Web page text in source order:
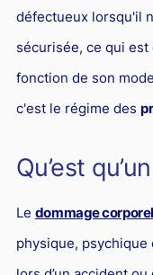
défectueux lorsqu'il
sécurisée, ce qui
fonction de son
c'est le régime des
Qu’est
Le dommage corporel
physique,